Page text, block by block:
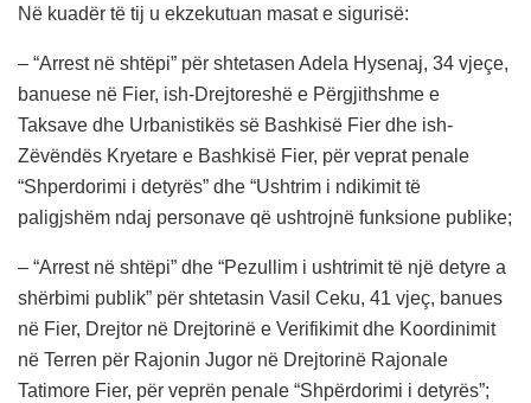
Në kuadër të tij u ekzekutuan masat e sigurisë:
– “Arrest në shtëpi” për shtetasen Adela Hysenaj, 34 vjeçe,
banuese në Fier, ish-Drejtoreshë e Përgjithshme e
Taksave dhe Urbanistikës së Bashkisë Fier dhe ish-
Zëvëndës Kryetare e Bashkisë Fier, për veprat penale
“Shperdorimi i detyrës” dhe “Ushtrim i ndikimit të
paligjshëm ndaj personave që ushtrojnë funksione publike;
– “Arrest në shtëpi” dhe “Pezullim i ushtrimit të një detyre a
shërbimi publik” për shtetasin Vasil Ceku, 41 vjeç, banues
në Fier, Drejtor në Drejtorinë e Verifikimit dhe Koordinimit
në Terren për Rajonin Jugor në Drejtorinë Rajonale
Tatimore Fier, për veprën penale “Shpërdorimi i detyrës”;